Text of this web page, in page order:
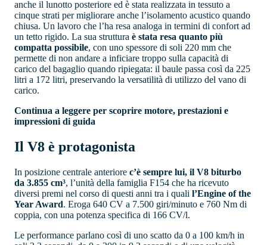
anche il lunotto posteriore ed è stata realizzata in tessuto a
cinque strati per migliorare anche l’isolamento acustico quando
chiusa. Un lavoro che l’ha resa analoga in termini di confort ad
un tetto rigido. La sua struttura è stata resa quanto più
compatta possibile, con uno spessore di soli 220 mm che
permette di non andare a inficiare troppo sulla capacità di
carico del bagaglio quando ripiegata: il baule passa così da 225
litri a 172 litri, preservando la versatilità di utilizzo del vano di
carico.
Continua a leggere per scoprire motore, prestazioni e
impressioni di guida
Il V8 è protagonista
In posizione centrale anteriore c’è sempre lui, il V8 biturbo
da 3.855 cm³, l’unità della famiglia F154 che ha ricevuto
diversi premi nel corso di questi anni tra i quali l’Engine of the
Year Award. Eroga 640 CV a 7.500 giri/minuto e 760 Nm di
coppia, con una potenza specifica di 166 CV/l.
Le performance parlano così di uno scatto da 0 a 100 km/h in